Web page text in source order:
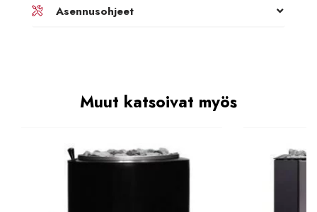
Asennusohjeet
Muut katsoivat myös